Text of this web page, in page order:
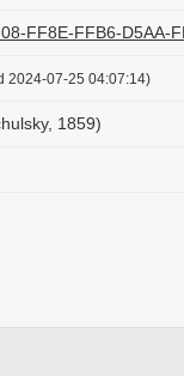
FF8E-FFB6-D5AA-
2024-07-25 04:07:14)
1859)